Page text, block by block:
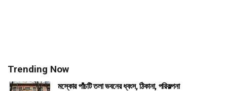
Trending Now
মস্কোর পাঁচটি তলা ভবনের ধ্বংস, ঠিকানা, পরিকল্পনা